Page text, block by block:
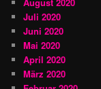
Juli 2020
Juni 2020
Mai 2020
April 2020
März 2020